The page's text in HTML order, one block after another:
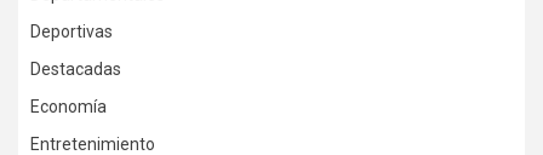
Deportivas
Destacadas
Economía
Entretenimiento